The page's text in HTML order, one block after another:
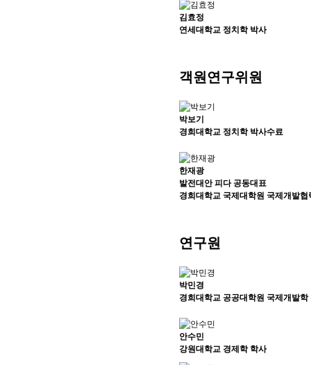
김효정
연세대학교 정치학 박사
객원연구위원
박보기
경희대학교 정치학 박사수료
한재광
발전대안 피다 공동대표
경희대학교 국제대학원 국제개발협
연구원
박민경
경희대학교 공공대학원 국제개발학
안수민
강원대학교 경제학 학사